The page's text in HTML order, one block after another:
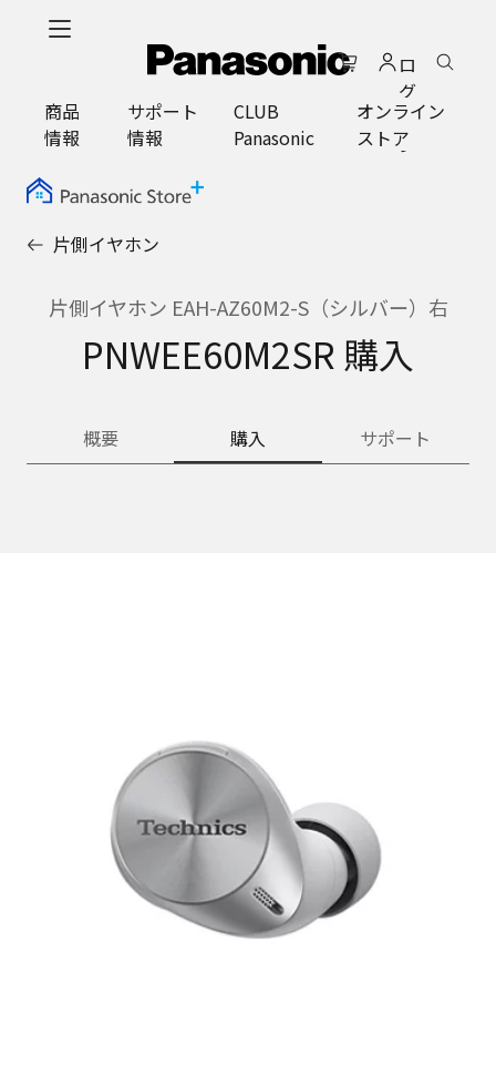
ロ
グ
イ
ン
商品
情報
サポート
情報
CLUB
Panasonic
オンライン
ストア
片側イヤホン
片側イヤホン EAH-AZ60M2-S（シルバー）右
PNWEE60M2SR 購入
概要 購入 サポート